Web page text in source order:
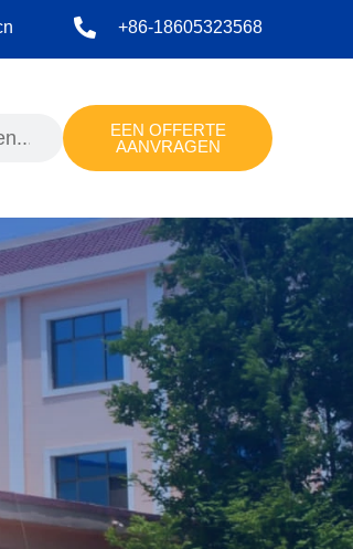
+86-18605323568
EEN OFFERTE
AANVRAGEN